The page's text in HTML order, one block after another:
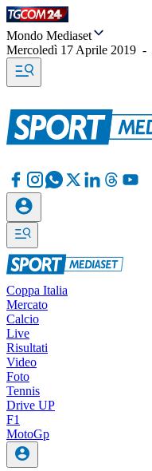
Mondo Mediaset
Mercoledì 17 Aprile 2019 -
Coppa Italia
Mercato
Calcio
Live
Risultati
Video
Foto
Tennis
Drive UP
F1
MotoGp